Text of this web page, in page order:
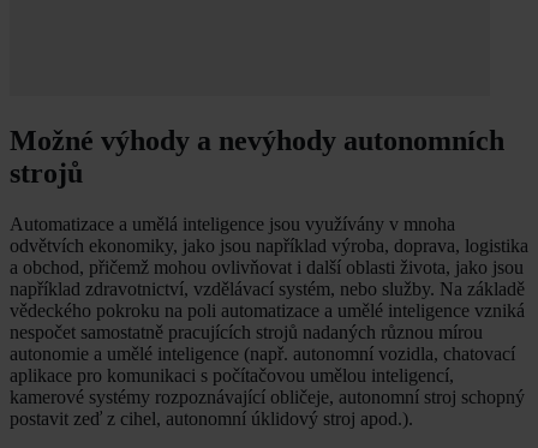
Možné výhody a nevýhody autonomních
strojů
Automatizace a umělá inteligence jsou využívány v mnoha
odvětvích ekonomiky, jako jsou například výroba, doprava, logistika
a obchod, přičemž mohou ovlivňovat i další oblasti života, jako jsou
například zdravotnictví, vzdělávací systém, nebo služby. Na základě
vědeckého pokroku na poli automatizace a umělé inteligence vzniká
nespočet samostatně pracujících strojů nadaných různou mírou
autonomie a umělé inteligence (např. autonomní vozidla, chatovací
aplikace pro komunikaci s počítačovou umělou inteligencí,
kamerové systémy rozpoznávající obličeje, autonomní stroj schopný
postavit zeď z cihel, autonomní úklidový stroj apod.).